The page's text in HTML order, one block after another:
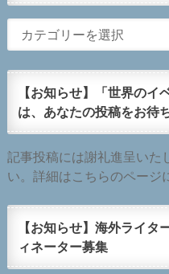
【お知らせ】「世界のイ
は、あなたの投稿をお待
記事投稿には謝礼進呈いた
い。詳細はこちらのページ
【お知らせ】海外ライ
ィネーター募集